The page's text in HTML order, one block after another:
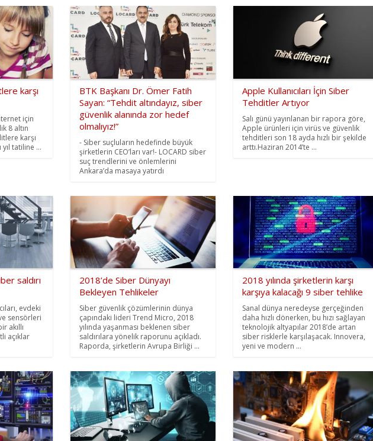
karşı
için
8 altın
karşı
tatiline ...
BTK Başkanı Dr. Ömer Fatih
Sayan: “Tehdit altındayız, siber
güvenlik alanında zor hedef
olmalıyız!”
- Siber suçluların hedefinde büyük
şirketlerin CEO’ları var!- LOCARD siber
suç trendlerini ve önlemlerini
Ankara’da masaya yatırdı
Apple Kullanıcıları İçin Siber
Tehditler Artıyor
Salı günü yayınlanan bir rapora göre,
Apple ürünleri için virüs ve güvenlik
tehditleri son 18 ayda hızlı bir şekilde
arttı.Haziran 2014’te ...
saldırı
evdeki
sensörleri
akıllı
açıklar
2018’de Siber Dünyayı
Bekleyen Tehlikeler
Siber güvenlik çözümlerinin dünya
çapındaki lideri Trend Micro, 2018
yılında yaşanması beklenen siber
saldırılara yönelik raporunu açıkladı.
Raporda, şirketlerin Avrupa Birliği ...
2018 yılında şirketlerin karşı
karşıya kalacağı 9 siber tehlike
Sanal dünya neredeyse gerçeğinden
daha hızlı dönerken, bu hızı sağlayan
teknolojik altyapılar 2018’de artan
siber risklerle karşılaşacak. Innovera,
yeni ve modern ...